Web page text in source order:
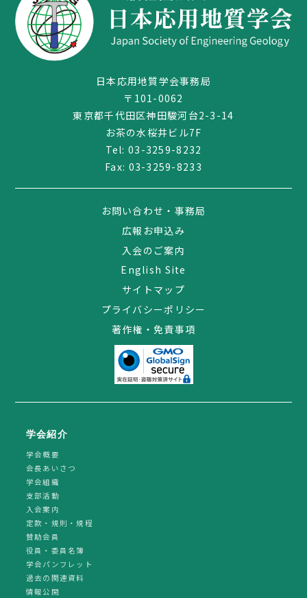
03-3259-8232
日本応用地質学会事務局
〒101-0062
東京都千代田区神田駿河台2-3-14
お茶の水桜井ビル7F
Tel:03-3259-8232
Fax: 03-3259-8233
お問い合わせ・事務局
広報お申込み
入会のご案内
English Site
サイトマップ
プライバシーポリシー
著作権・免責事項
学会紹介
学会概要
会長あいさつ
学会組織
支部活動
入会案内
定款・規則・規程
賛助会員
役員・委員名簿
学会パンフレット
過去の関連資料
情報公開